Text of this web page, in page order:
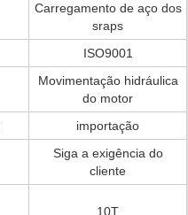
Carregamento de aço dos
sraps
ISO9001
Movimentação hidráulica
do motor
importação
Siga a exigência do
cliente
10T